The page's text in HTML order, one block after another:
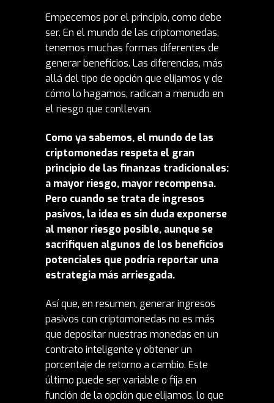
Empecemos por el principio, como debe
ser. En el mundo de las criptomonedas,
tenemos muchas formas diferentes de
generar beneficios. Las diferencias, más
allá del tipo de opción que elijamos y de
cómo lo hagamos, radican a menudo en
el riesgo que conllevan.
Como ya sabemos, el mundo de las
criptomonedas respeta el gran
principio de las finanzas tradicionales:
a mayor riesgo, mayor recompensa.
Pero cuando se trata de ingresos
pasivos, la idea es sin duda exponerse
al menor riesgo posible, aunque se
sacrifiquen algunos de los beneficios
potenciales que podría reportar una
estrategia más arriesgada.
Así que, en resumen, generar ingresos
pasivos con criptomonedas no es más
que depositar nuestras monedas en un
contrato inteligente y obtener un
porcentaje de retorno a cambio. Este
último puede ser variable o fija en
función de la opción que elijamos, lo que